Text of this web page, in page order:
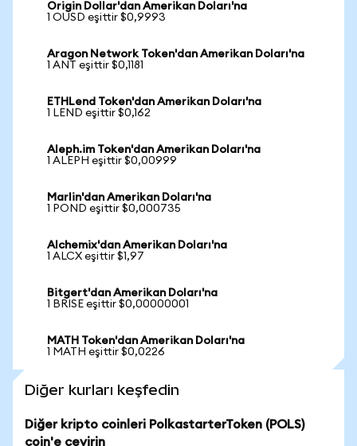
Origin Dollar'dan Amerikan Doları'na
1 OUSD eşittir $0,9993
Aragon Network Token'dan Amerikan Doları'na
1 ANT eşittir $0,1181
ETHLend Token'dan Amerikan Doları'na
1 LEND eşittir $0,162
Aleph.im Token'dan Amerikan Doları'na
1 ALEPH eşittir $0,00999
Marlin'dan Amerikan Doları'na
1 POND eşittir $0,000735
Alchemix'dan Amerikan Doları'na
1 ALCX eşittir $1,97
Bitgert'dan Amerikan Doları'na
1 BRISE eşittir $0,00000001
MATH Token'dan Amerikan Doları'na
1 MATH eşittir $0,0226
Diğer kurları keşfedin
Diğer kripto coinleri PolkastarterToken (POLS)
coin'e çevirin